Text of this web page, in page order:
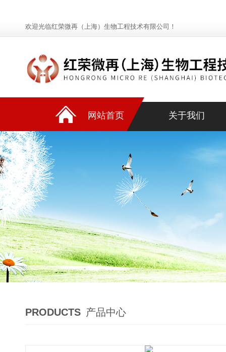
欢迎光临红荣微再（上海）生物工程技术有限公司！
网站首页 关于我们
PRODUCTS 产品中心